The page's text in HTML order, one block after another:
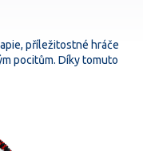
příležitostné hráče
pocitům. Díky tomuto